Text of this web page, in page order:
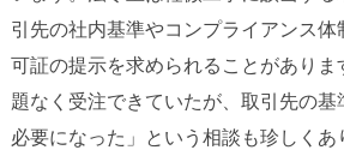
引先の社内基準やコンプライアンス
可証の提示を求められることがありま
題なく受注できていたが、取引先の
必要になった」という相談も珍しくあ